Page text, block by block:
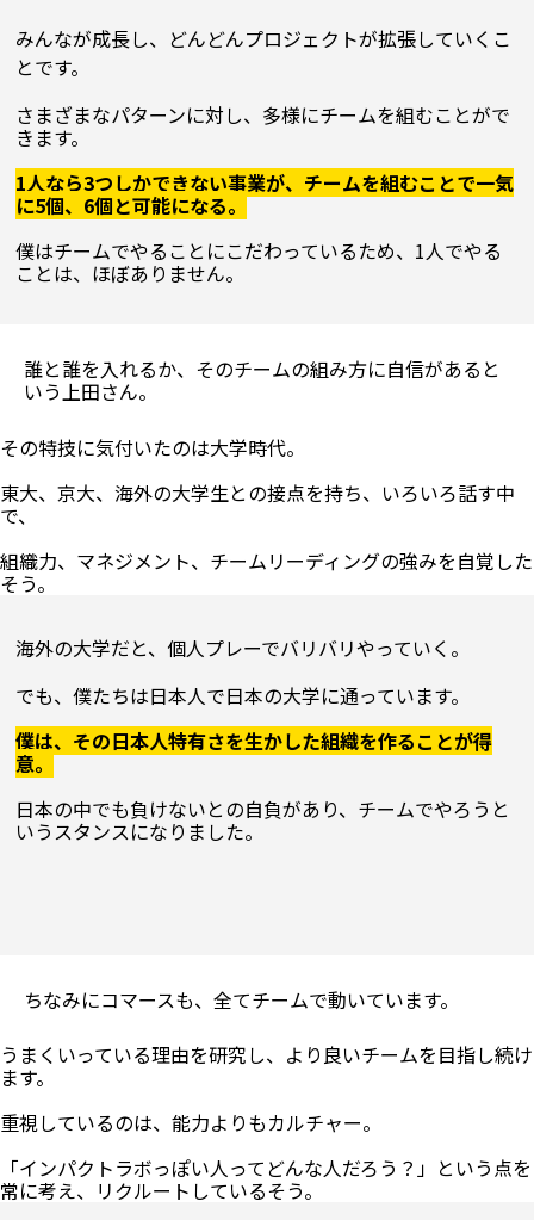
みんなが成長し、どんどんプロジェクトが拡張していくこ
とです。
さまざまなパターンに対し、多様にチームを組むことがで
きます。
1人なら3つしかできない事業が、チームを組むことで一気
に5個、6個と可能になる。
僕はチームでやることにこだわっているため、1人でやる
ことは、ほぼありません。
誰と誰を入れるか、そのチームの組み方に自信があると
いう上田さん。
その特技に気付いたのは大学時代。
東大、京大、海外の大学生との接点を持ち、いろいろ話す中
で、
組織力、マネジメント、チームリーディングの強みを自覚した
海外の大学だと、個人プレーでバリバリやっていく。
でも、僕たちは日本人で日本の大学に通っています。
僕は、その日本人特有さを生かした組織を作ることが得
意。
日本の中でも負けないとの自負があり、チームでやろうと
ちなみにコマースも、全てチームで動いています。
うまくいっている理由を研究し、より良いチームを目指し続け
ます。
重視しているのは、能力よりもカルチャー。
「インパクトラボっぽい人ってどんな人だろう？」という点を